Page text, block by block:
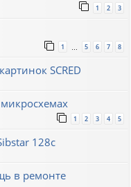
1 2 3
1 5 6 7 8
SCRED
1 2 3 4 5
128с
в ремонте